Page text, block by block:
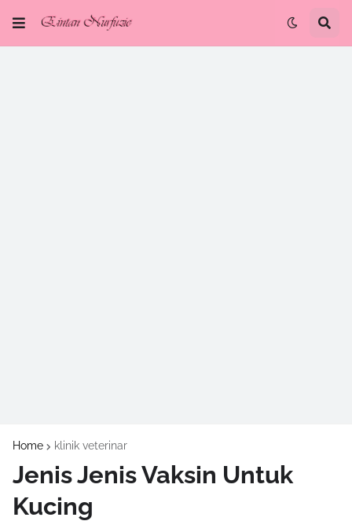
Home klinik veterinar
Jenis Jenis Vaksin Untuk
Kucing